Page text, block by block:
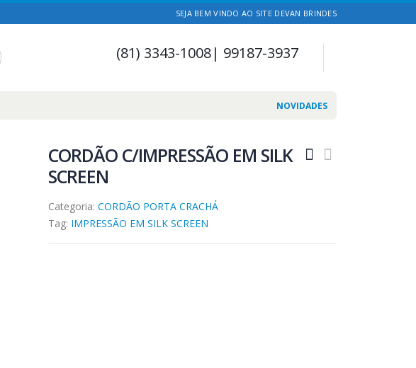
SEJA BEM VINDO AO SITE DEVAN BRINDES
(81) 3343-1008| 99187-3937
NOVIDADES
CORDÃO C/IMPRESSÃO EM SILK
SCREEN
Categoria: CORDÃO PORTA CRACHÁ
Tag: IMPRESSÃO EM SILK SCREEN